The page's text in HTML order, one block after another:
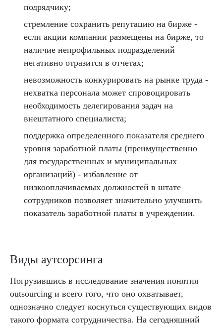
подрядчику;
стремление сохранить репутацию на бирже -
если акции компании размещены на бирже, то
наличие непрофильных подразделений
негативно отразится в отчетах;
невозможность конкурировать на рынке труда -
нехватка персонала может спровоцировать
необходимость делегирования задач на
внештатного специалиста;
поддержка определенного показателя среднего
уровня заработной платы (преимущественно
для государственных и муниципальных
организаций) - избавление от
низкооплачиваемых должностей в штате
сотрудников позволяет значительно улучшить
показатель заработной платы в учреждении.
Виды аутсорсинга
Погрузившись в исследование значения понятия
outsourcing и всего того, что оно охватывает,
однозначно следует коснуться существующих видов
такого формата сотрудничества. На сегодняшний